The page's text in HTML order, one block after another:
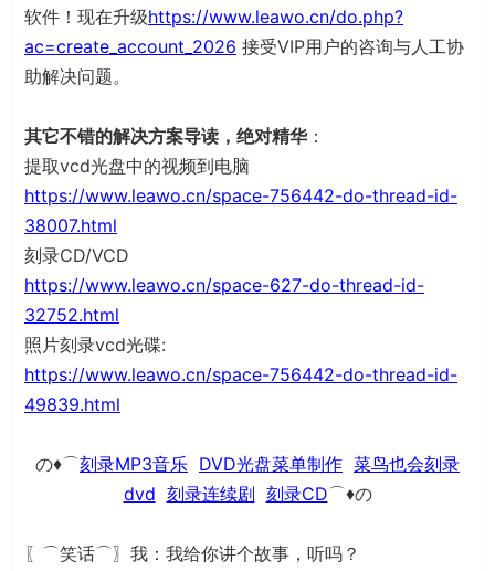
软件！现在升级https://www.leawo.cn/do.php?
ac=create_account_2026 接受VIP用户的咨询与人工协
助解决问题。
其它不错的解决方案导读，绝对精华：
提取vcd光盘中的视频到电脑
https://www.leawo.cn/space-756442-do-thread-id-
38007.html
刻录CD/VCD
https://www.leawo.cn/space-627-do-thread-id-
32752.html
照片刻录vcd光碟:
https://www.leawo.cn/space-756442-do-thread-id-
49839.html
の♦⌒刻录MP3音乐 DVD光盘菜单制作 菜鸟也会刻录
dvd 刻录连续剧 刻录CD⌒♦の
〖⌒笑话⌒〗我：我给你讲个故事，听吗？